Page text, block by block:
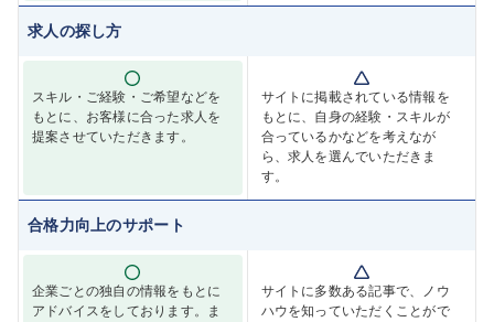
求人の探し方
スキル・ご経験・ご希望などを
もとに、お客様に合った求人を
提案させていただきます。
サイトに掲載されている情報を
もとに、自身の経験・スキルが
合っているかなどを考えなが
ら、求人を選んでいただきま
す。
合格力向上のサポート
企業ごとの独自の情報をもとに
アドバイスをしております。ま
サイトに多数ある記事で、ノウ
ハウを知っていただくことがで